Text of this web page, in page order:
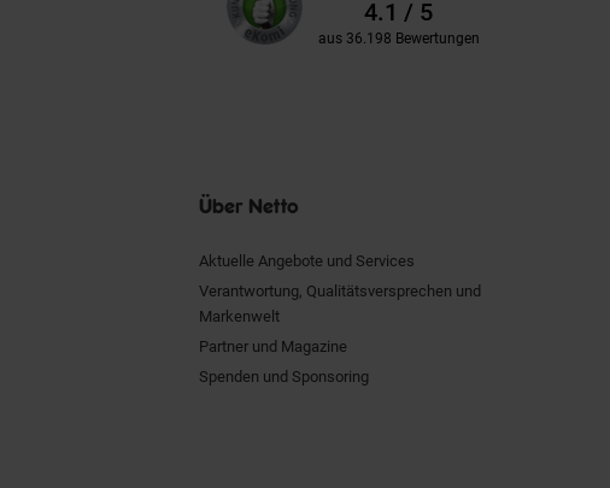
Bewertungen4.1 / 5
aus 36.198 Bewertungen
Über Netto
Aktuelle Angebote und Services
Verantwortung, Qualitätsversprechen und
Markenwelt
Partner und Magazine
Spenden und Sponsoring